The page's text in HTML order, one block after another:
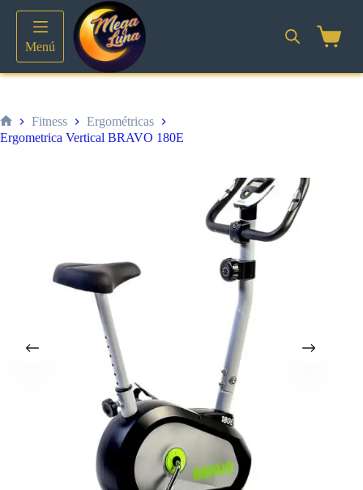
contenido
Menú
Inicio
Fitness
Ergométricas
Ergometrica Vertical BRAVO 180E